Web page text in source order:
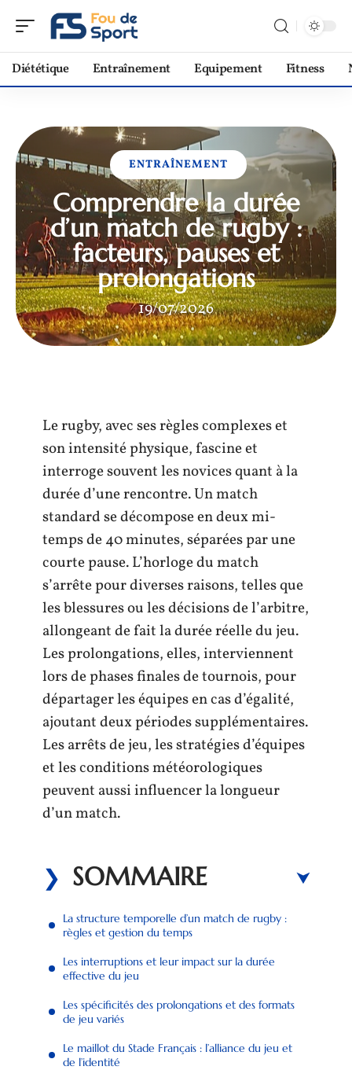
Diététique Entraînement Equipement Fitness
ENTRAÎNEMENT
Comprendre la durée
d’un match de rugby :
facteurs, pauses et
prolongations
19/07/2026
Le rugby, avec ses règles complexes et
son intensité physique, fascine et
interroge souvent les novices quant à la
durée d’une rencontre. Un match
standard se décompose en deux mi-
temps de 40 minutes, séparées par une
courte pause. L’horloge du match
s’arrête pour diverses raisons, telles que
les blessures ou les décisions de l’arbitre,
allongeant de fait la durée réelle du jeu.
Les prolongations, elles, interviennent
lors de phases finales de tournois, pour
départager les équipes en cas d’égalité,
ajoutant deux périodes supplémentaires.
Les arrêts de jeu, les stratégies d’équipes
et les conditions météorologiques
peuvent aussi influencer la longueur
d’un match.
SOMMAIRE
La structure temporelle d’un match de rugby :
règles et gestion du temps
Les interruptions et leur impact sur la durée
effective du jeu
Les spécificités des prolongations et des formats
de jeu variés
Le maillot du Stade Français : l’alliance du jeu et
de l’identité